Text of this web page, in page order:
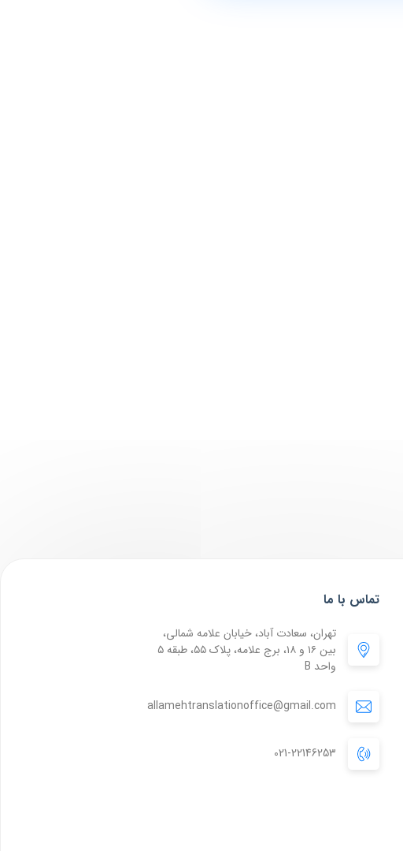
تماس با ما
تهران، سعادت آباد، خیابان علامه شمالی،
بین ۱۶ و ۱۸، برج علامه، پلاک ۵۵، طبقه ۵
واحد B
allamehtranslationoffice@gmail.com
021-22146253